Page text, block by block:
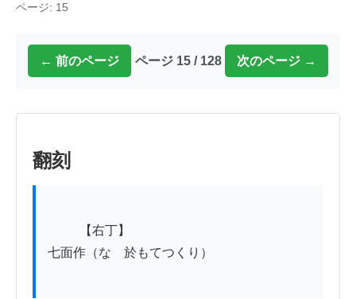
ページ: 15
← 前のページ ページ 15 / 128 次のページ →
翻刻
七面作（なゝ於もてつくり）